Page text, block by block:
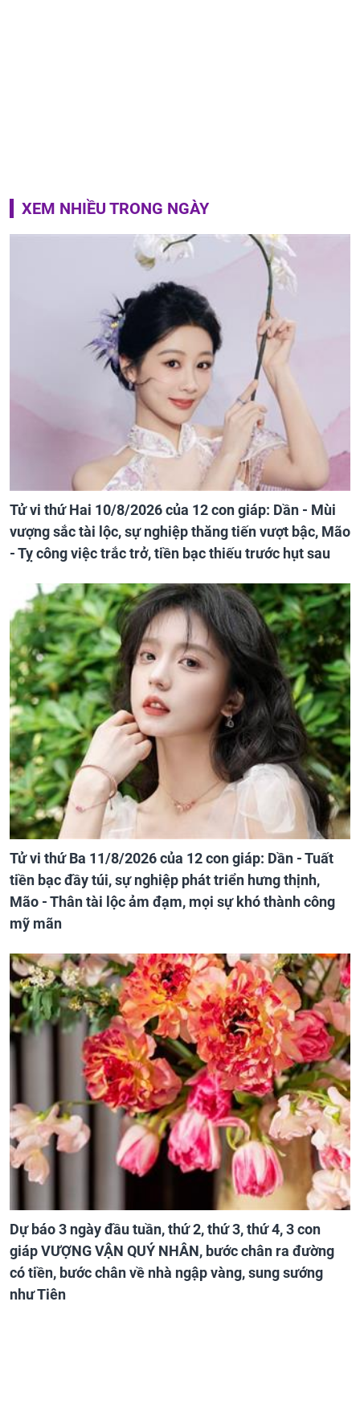
XEM NHIỀU TRONG NGÀY
Tử vi thứ Hai 10/8/2026 của 12 con giáp: Dần - Mùi
vượng sắc tài lộc, sự nghiệp thăng tiến vượt bậc, Mão
- Tỵ công việc trắc trở, tiền bạc thiếu trước hụt sau
Tử vi thứ Ba 11/8/2026 của 12 con giáp: Dần - Tuất
tiền bạc đầy túi, sự nghiệp phát triển hưng thịnh,
Mão - Thân tài lộc ảm đạm, mọi sự khó thành công
mỹ mãn
Dự báo 3 ngày đầu tuần, thứ 2, thứ 3, thứ 4, 3 con
giáp VƯỢNG VẬN QUÝ NHÂN, bước chân ra đường
có tiền, bước chân về nhà ngập vàng, sung sướng
như Tiên